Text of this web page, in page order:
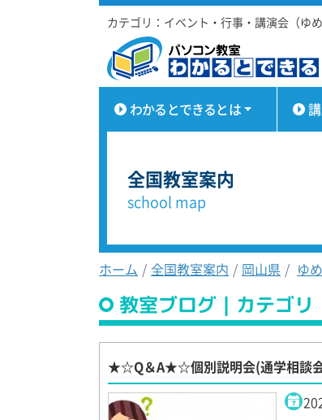
カテゴリ：イベント・行事・講演会（ゆ
わかるとできるとは
全国教室案内
school map
ホーム 全国教室案内 岡山県 ゆ
教室ブログ｜カテゴ
★☆Q＆A★☆個別説明会(通学相談